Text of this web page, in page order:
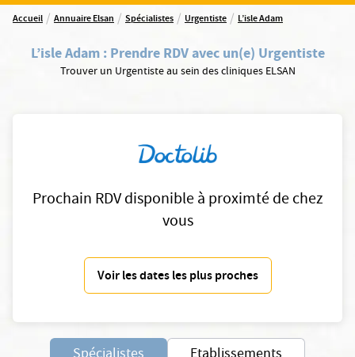
Accueil / Annuaire Elsan / Spécialistes / Urgentiste / L’isle Adam
L’isle Adam: Prendre RDV avec un(e) Urgentiste
Trouver un Urgentiste au sein des cliniques ELSAN
Prochain RDV disponible à proximté de chez
vous
Voir les dates les plus proches